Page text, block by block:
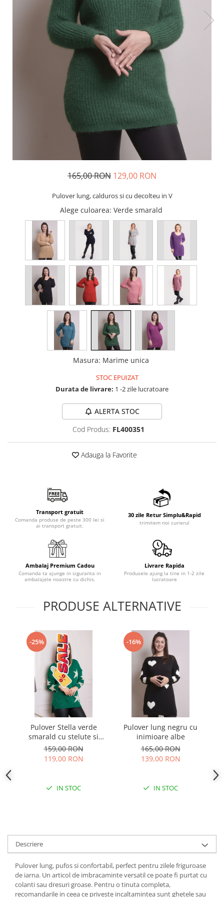
165,00 RON 129,00 RON
Pulover lung, calduros si cu decolteu in V
Alege culoarea: Verde smarald
Masura: Marime unica
STOC EPUIZAT
Durata de livrare: 1 -2 zile lucratoare
ALERTA STOC
Cod Produs: FL400351
Adauga la Favorite
Transport gratuit
Comanda produse de peste 300 lei si
ai transport gratuit.
30 zile Retur Simplu&Rapid
trimitem noi curierul
Ambalaj Premium Cadou
Comanda ta ajunge in siguranta in
ambalajele noastre cu dichis.
Livrare Rapida
Produsele ajung la tine in 1-2 zile
lucratoare
PRODUSE ALTERNATIVE
-25%
Pulover Stella verde
smarald cu stelute si
decolteu in V
159,00 RON
119,00 RON
IN STOC
-16%
Pulover lung negru cu
inimioare albe
165,00 RON
139,00 RON
IN STOC
Descriere
Pulover lung, pufos si confortabil, perfect pentru zilele friguroase
de iarna. Un articol de imbracaminte versatil ce poate fi purtat cu
colanti sau dresuri groase. Pentru o tinuta completa,
recomandarile in ceea ce priveste incaltamintea sunt ghetele sau